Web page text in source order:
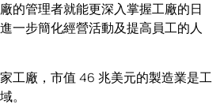
的管理者就能更深入掌握工廠的日
一步簡化經營活動及提高員工的人
工廠，市值 46 兆美元的製造業是工
。